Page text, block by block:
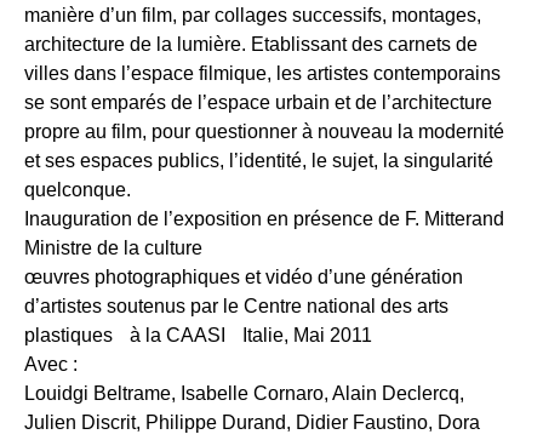
Avec :
Louidgi Beltrame, Isabelle Cornaro, Alain Declercq,
Julien Discrit, Philippe Durand, Didier Faustino, Dora
manière d’un film, par collages successifs, montages,
architecture de la lumière. Etablissant des carnets de
villes dans l’espace filmique, les artistes contemporains
se sont emparés de l’espace urbain et de l’architecture
propre au film, pour questionner à nouveau la modernité
et ses espaces publics, l’identité, le sujet, la singularité
quelconque.
Inauguration de l’exposition en présence de F. Mitterand
Ministre de la culture
œuvres photographiques et vidéo d’une génération
d’artistes soutenus par le Centre national des arts
plastiques à la CAASI Italie, Mai 2011